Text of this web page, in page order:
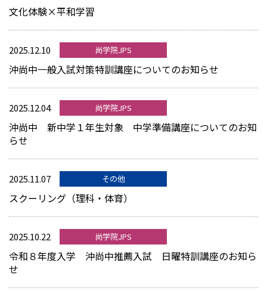
文化体験×平和学習
2025.12.10 尚学院JPS
沖尚中一般入試対策特訓講座についてのお知らせ
2025.12.04 尚学院JPS
沖尚中 新中学１年生対象 中学準備講座についてのお知
らせ
2025.11.07 その他
スクーリング（理科・体育）
2025.10.22 尚学院JPS
令和８年度入学 沖尚中推薦入試 日曜特訓講座のお知ら
せ